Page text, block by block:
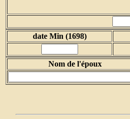
date Min (1698)
Nom de l'époux